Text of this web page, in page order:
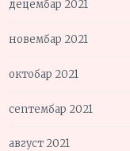
децембар 2021
новембар 2021
октобар 2021
септембар 2021
август 2021